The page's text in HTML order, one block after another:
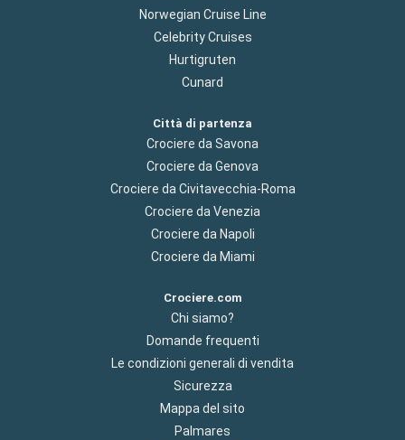
Norwegian Cruise Line
Celebrity Cruises
Hurtigruten
Cunard
Città di partenza
Crociere da Savona
Crociere da Genova
Crociere da Civitavecchia-Roma
Crociere da Venezia
Crociere da Napoli
Crociere da Miami
Crociere.com
Chi siamo?
Domande frequenti
Le condizioni generali di vendita
Sicurezza
Mappa del sito
Palmares